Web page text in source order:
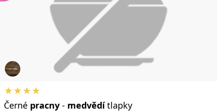
★★★★
Černé pracny - medvědítlapky